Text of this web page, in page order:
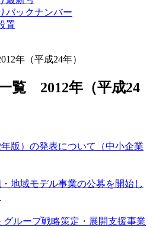
バックナンバー
置
年（平成24年）
覧 2012年（平成24
版）の発表について（中小企業
地域モデル事業の公募を開始し
ループ戦略策定・展開支援事業